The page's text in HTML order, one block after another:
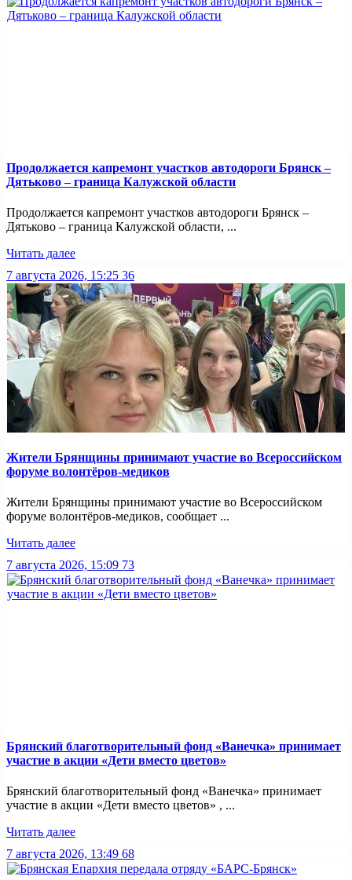
Продолжается капремонт участков автодороги Брянск –
Дятьково – граница Калужской области
Продолжается капремонт участков автодороги Брянск –
Дятьково – граница Калужской области, ...
Читать далее
7 августа 2026, 15:25 36
Жители Брянщины принимают участие во Всероссийском
форуме волонтёров-медиков
Жители Брянщины принимают участие во Всероссийском
форуме волонтёров-медиков, сообщает ...
Читать далее
7 августа 2026, 15:09 73
Брянский благотворительный фонд «Ванечка» принимает
участие в акции «Дети вместо цветов»
Брянский благотворительный фонд «Ванечка» принимает
участие в акции «Дети вместо цветов» , ...
Читать далее
7 августа 2026, 13:49 68